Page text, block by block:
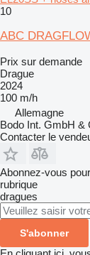
10
ABC
Prix sur demande
Drague
2024
100 m/h
Allemagne
Bodo Int. GmbH &
Contacter le
Abonnez-vous
rubrique
dragues
S'abonner